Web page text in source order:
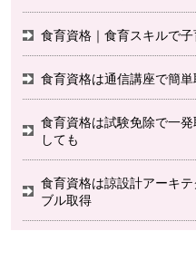
食育資格｜食育スキルで
食育資格は通信講座で簡単
食育資格は試験免除で一
しても
食育資格は諒設計アーキ
ブル取得